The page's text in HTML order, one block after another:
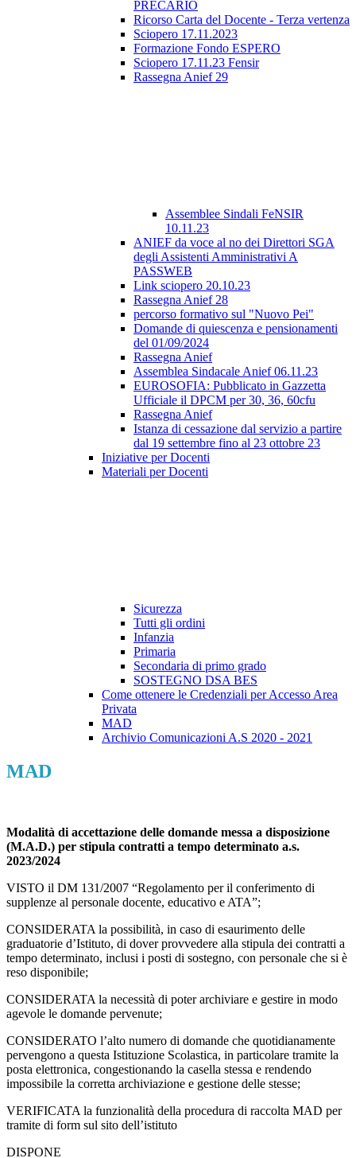
PRECARIO
Ricorso Carta del Docente - Terza vertenza
Sciopero 17.11.2023
Formazione Fondo ESPERO
Sciopero 17.11.23 Fensir
Rassegna Anief 29
Assemblee Sindali FeNSIR
10.11.23
ANIEF da voce al no dei Direttori SGA
degli Assistenti Amministrativi A
PASSWEB
Link sciopero 20.10.23
Rassegna Anief 28
percorso formativo sul "Nuovo Pei"
Domande di quiescenza e pensionamenti
del 01/09/2024
Rassegna Anief
Assemblea Sindacale Anief 06.11.23
EUROSOFIA: Pubblicato in Gazzetta
Ufficiale il DPCM per 30, 36, 60cfu
Rassegna Anief
Istanza di cessazione dal servizio a partire
dal 19 settembre fino al 23 ottobre 23
Iniziative per Docenti
Materiali per Docenti
Sicurezza
Tutti gli ordini
Infanzia
Primaria
Secondaria di primo grado
SOSTEGNO DSA BES
Come ottenere le Credenziali per Accesso Area
Privata
MAD
Archivio Comunicazioni A.S 2020 - 2021
MAD
Modalità di accettazione delle domande messa a disposizione
(M.A.D.) per stipula contratti a tempo determinato a.s.
2023/2024
VISTO il DM 131/2007 “Regolamento per il conferimento di
supplenze al personale docente, educativo e ATA”;
CONSIDERATA la possibilità, in caso di esaurimento delle
graduatorie d’Istituto, di dover provvedere alla stipula dei contratti a
tempo determinato, inclusi i posti di sostegno, con personale che si è
reso disponibile;
CONSIDERATA la necessità di poter archiviare e gestire in modo
agevole le domande pervenute;
CONSIDERATO l’alto numero di domande che quotidianamente
pervengono a questa Istituzione Scolastica, in particolare tramite la
posta elettronica, congestionando la casella stessa e rendendo
impossibile la corretta archiviazione e gestione delle stesse;
VERIFICATA la funzionalità della procedura di raccolta MAD per
tramite di form sul sito dell’istituto
DISPONE